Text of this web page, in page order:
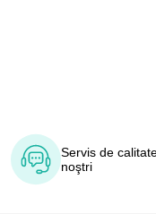
Servis de
noştri